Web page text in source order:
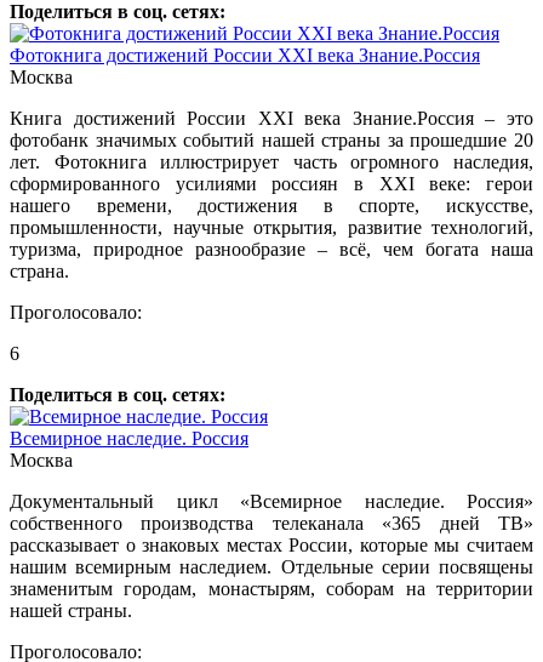
Поделиться в соц. сетях:
Фотокнига достижений России XXI века Знание.Россия
Москва
Книга достижений России XXI века Знание.Россия – это
фотобанк значимых событий нашей страны за прошедшие 20
лет. Фотокнига иллюстрирует часть огромного наследия,
сформированного усилиями россиян в XXI веке: герои
нашего времени, достижения в спорте, искусстве,
промышленности, научные открытия, развитие технологий,
туризма, природное разнообразие – всё, чем богата наша
страна.
Проголосовало:
6
Поделиться в соц. сетях:
Всемирное наследие. Россия
Москва
Документальный цикл «Всемирное наследие. Россия»
собственного производства телеканала «365 дней ТВ»
рассказывает о знаковых местах России, которые мы считаем
нашим всемирным наследием. Отдельные серии посвящены
знаменитым городам, монастырям, соборам на территории
нашей страны.
Проголосовало: